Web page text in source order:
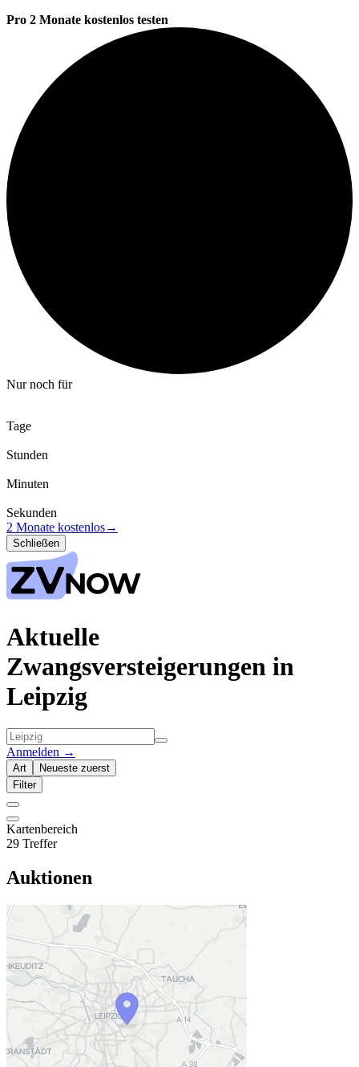
Pro 2 Monate kostenlos testen
Nur noch für
Tage
Stunden
Minuten
Sekunden
2 Monate kostenlos→
Schließen
Aktuelle
Zwangsversteigerungen in
Leipzig
Anmelden →
Art
Neueste zuerst
Filter
Kartenbereich
29 Treffer
Auktionen